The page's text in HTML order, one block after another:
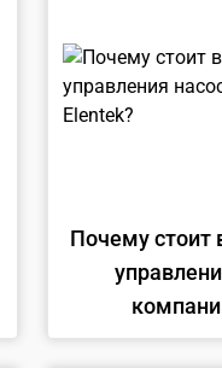
Почему стоит